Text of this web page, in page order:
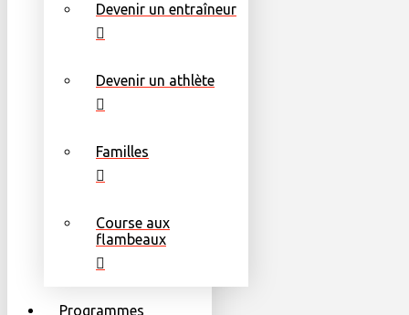
Devenir un entraîneur
Devenir un athlète
Familles
Course aux
flambeaux
Programmes